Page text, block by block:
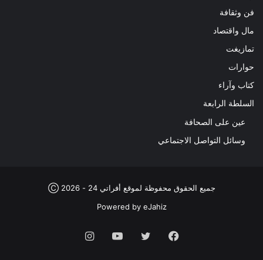
فن وثقافة
مال واقتصاد
تمازيغت
حوارات
كتاب وآراء
السلطة الرابعة
عين على الصحافة
وسائل التواصل الاجتماعي
جميع الحقوق محفوظة لموقع أفراتي 24 - 2026 Ⓒ
Powered by eJahiz
فيسبوك تويتر يوتيوب